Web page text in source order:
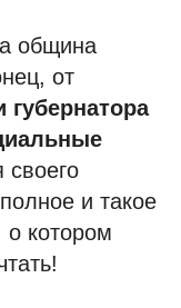
община
от
губернатора
своего
и такое
котором